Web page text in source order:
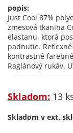
popis:
Just Cool 87%
zmesová tkanina
elastanu, ktorá
padnutie.
kontrastné
Raglánový rukáv.
Skladom: 13
Skladom v ext.